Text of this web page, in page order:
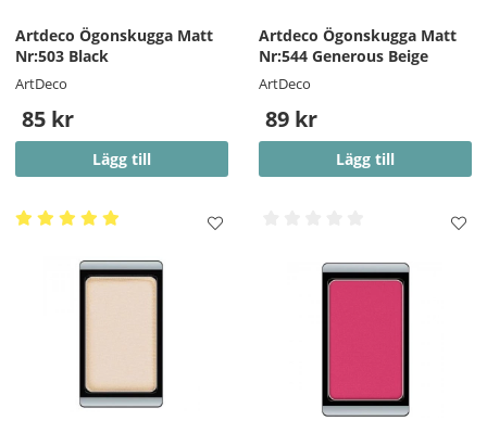
Artdeco Ögonskugga Matt
Nr:503 Black
ArtDeco
85 kr
Lägg till
Artdeco Ögonskugga Matt
Nr:544 Generous Beige
ArtDeco
89 kr
Lägg till